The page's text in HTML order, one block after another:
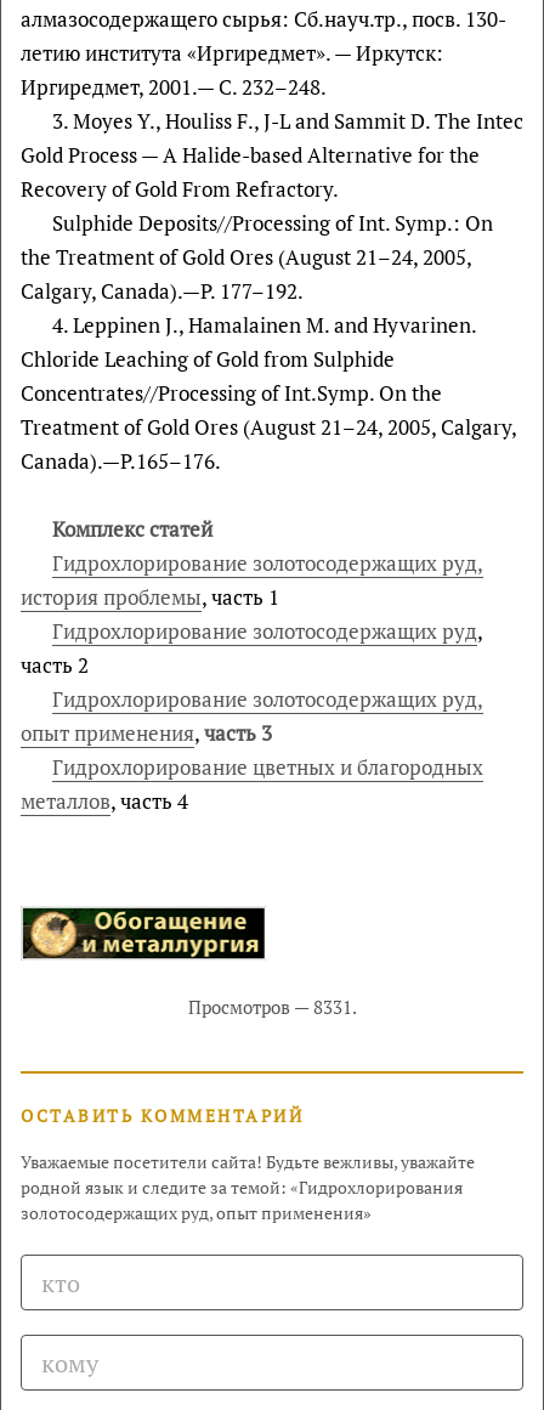
алмазосодержащего сырья: Сб.науч.тр., посв. 130-
летию института «Иргиредмет». — Иркутск:
Иргиредмет, 2001.— С. 232–248.
3. Moyes Y., Houliss F., J-L and Sammit D. The Intec
Gold Process — A Halide-based Alternative for the
Recovery of Gold From Refractory.
Sulphide Deposits//Processing of Int. Symp.: On
the Treatment of Gold Ores (August 21–24, 2005,
Calgary, Canada).—P. 177–192.
4. Leppinen J., Hamalainen M. and Hyvarinen.
Chloride Leaching of Gold from Sulphide
Concentrates//Processing of Int.Symp. On the
Treatment of Gold Ores (August 21–24, 2005, Calgary,
Canada).—P.165–176.
Комплекс статей
Гидрохлорирование золотосодержащих руд,
история проблемы, часть 1
Гидрохлорирование золотосодержащих руд,
часть 2
Гидрохлорирование золотосодержащих руд,
опыт применения,часть 3
Гидрохлорирование цветных и благородных
металлов, часть 4
Просмотров — 8331.
ОСТАВИТЬ КОММЕНТАРИЙ
Уважаемые посетители сайта! Будьте вежливы, уважайте
родной язык и следите за темой: «Гидрохлорирования
золотосодержащих руд, опыт применения»